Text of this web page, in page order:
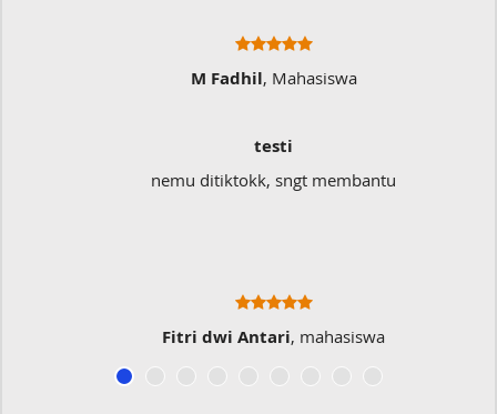
M Fadhil, Mahasiswa
testi
nemu ditiktokk, sngt membantu
Fitri dwi Antari, mahasiswa